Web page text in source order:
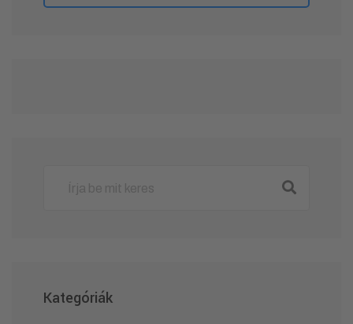
Kategóriák